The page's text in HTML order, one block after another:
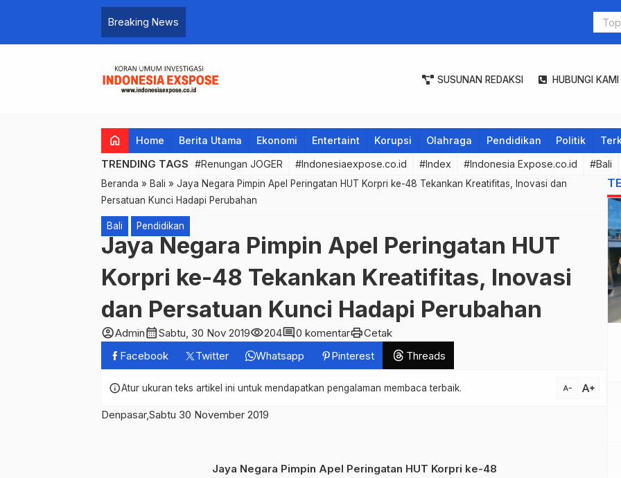
Breaking News
Konsisten
SUSUNAN REDAKSI HUBUNGI KAMI
home Home Berita Utama Ekonomi Entertaint Korupsi Olahraga Pendidikan Politik
TRENDING TAGS #Renungan JOGER #Indonesiaexpose.co.id #Index #Indonesia Expose.co.id #Bali
Beranda » Bali » Jaya Negara Pimpin Apel Peringatan HUT Korpri ke-48 Tekankan Kreatifitas, Inovasi dan
Persatuan Kunci Hadapi Perubahan
Bali Pendidikan
Jaya Negara Pimpin Apel Peringatan HUT
Korpri ke-48 Tekankan Kreatifitas, Inovasi
dan Persatuan Kunci Hadapi Perubahan
account_circleAdmincalendar_monthSabtu, 30 Nov 2019visibility204comment0 komentarprintCetak
Facebook
Twitter Whatsapp Pinterest Threads
infoAtur ukuran teks artikel ini untuk mendapatkan pengalaman membaca terbaik. text_decrease text_increase
Denpasar,Sabtu 30 November 2019
Jaya Negara Pimpin Apel Peringatan HUT Korpri ke-48